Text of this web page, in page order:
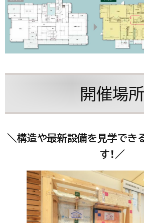
開催場所
＼構造や最新設備を見学でき
す！／